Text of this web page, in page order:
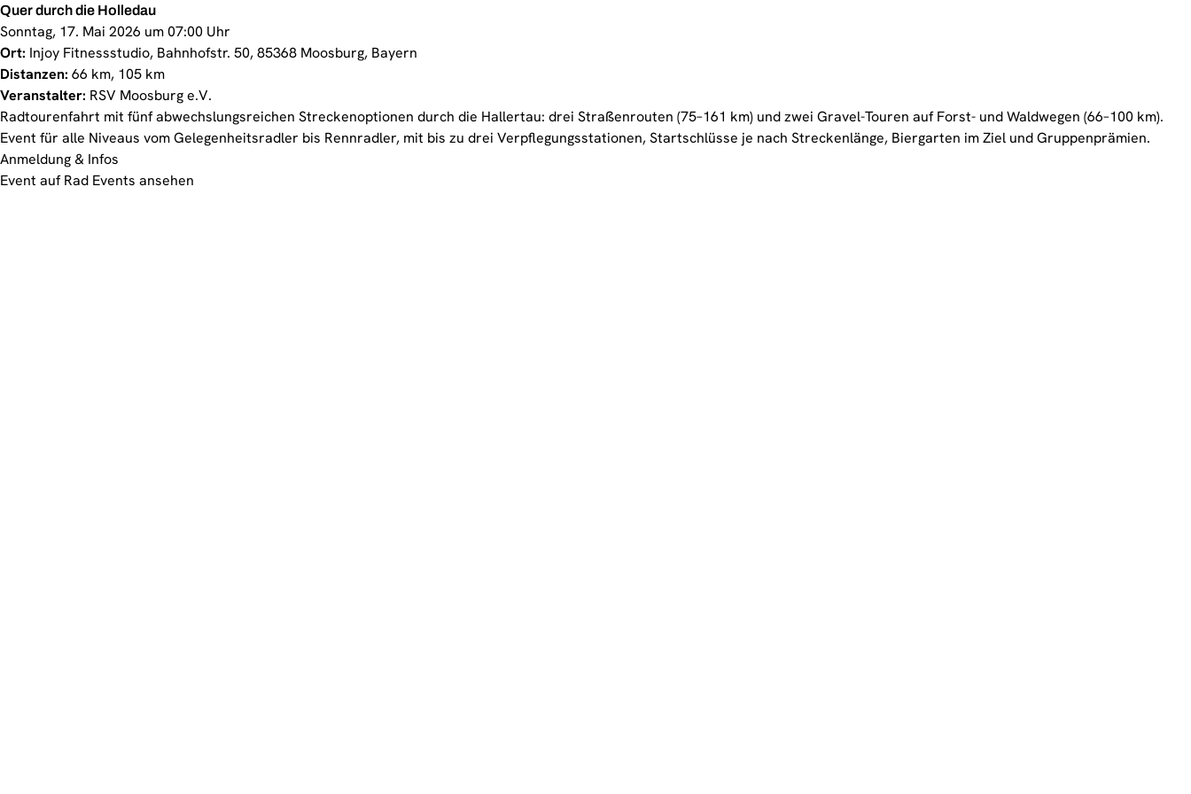
Quer durch die Holledau
Sonntag, 17. Mai 2026 um 07:00 Uhr
Ort: Injoy Fitnessstudio, Bahnhofstr. 50, 85368 Moosburg, Bayern
Distanzen: 66 km, 105 km
Veranstalter: RSV Moosburg e.V.
Radtourenfahrt mit fünf abwechslungsreichen Streckenoptionen durch die Hallertau: drei Straßenrouten (75–161 km) und zwei Gravel-Touren auf Forst- und Waldwegen (66–100 km).
Event für alle Niveaus vom Gelegenheitsradler bis Rennradler, mit bis zu drei Verpflegungsstationen, Startschlüsse je nach Streckenlänge, Biergarten im Ziel und Gruppenprämien.
Anmeldung & Infos
Event auf Rad Events ansehen